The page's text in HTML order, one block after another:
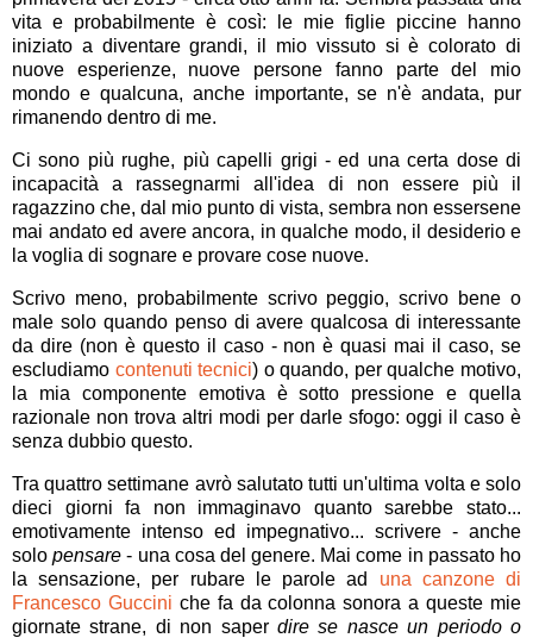
vita e probabilmente è così: le mie figlie piccine hanno
iniziato a diventare grandi, il mio vissuto si è colorato di
nuove esperienze, nuove persone fanno parte del mio
mondo e qualcuna, anche importante, se n'è andata, pur
rimanendo dentro di me.
Ci sono più rughe, più capelli grigi - ed una certa dose di
incapacità a rassegnarmi all'idea di non essere più il
ragazzino che, dal mio punto di vista, sembra non essersene
mai andato ed avere ancora, in qualche modo, il desiderio e
la voglia di sognare e provare cose nuove.
Scrivo meno, probabilmente scrivo peggio, scrivo bene o
male solo quando penso di avere qualcosa di interessante
da dire (non è questo il caso - non è quasi mai il caso, se
escludiamo contenuti tecnici) o quando, per qualche motivo,
la mia componente emotiva è sotto pressione e quella
razionale non trova altri modi per darle sfogo: oggi il caso è
senza dubbio questo.
Tra quattro settimane avrò salutato tutti un'ultima volta e solo
dieci giorni fa non immaginavo quanto sarebbe stato...
emotivamente intenso ed impegnativo... scrivere - anche
solopensare - una cosa del genere. Mai come in passato ho
la sensazione, per rubare le parole ad una canzone di
Francesco Guccini che fa da colonna sonora a queste mie
giornate strane, di non saper dire se nasce un periodo o